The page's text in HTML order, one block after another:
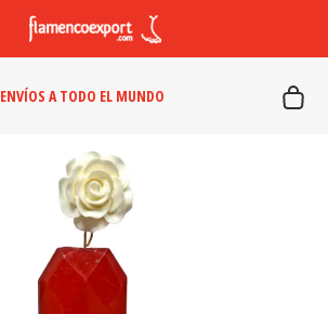
ENVÍOS A TODO EL MUNDO